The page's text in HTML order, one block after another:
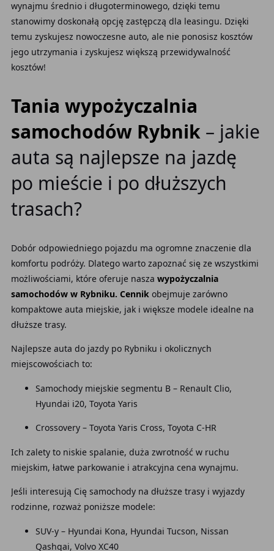
wynajmu średnio i długoterminowego, dzięki temu
stanowimy doskonałą opcję zastępczą dla leasingu. Dzięki
temu zyskujesz nowoczesne auto, ale nie ponosisz kosztów
jego utrzymania i zyskujesz większą przewidywalność
kosztów!
Tania wypożyczalnia
samochodów Rybnik – jakie
auta są najlepsze na jazdę
po mieście i po dłuższych
trasach?
Dobór odpowiedniego pojazdu ma ogromne znaczenie dla
komfortu podróży. Dlatego warto zapoznać się ze wszystkimi
możliwościami, które oferuje nasza wypożyczalnia
samochodów w Rybniku. Cennikobejmuje zarówno
kompaktowe auta miejskie, jak i większe modele idealne na
dłuższe trasy.
Najlepsze auta do jazdy po Rybniku i okolicznych
miejscowościach to:
Samochody miejskie segmentu B – Renault Clio,
Hyundai i20, Toyota Yaris
Crossovery – Toyota Yaris Cross, Toyota C-HR
Ich zalety to niskie spalanie, duża zwrotność w ruchu
miejskim, łatwe parkowanie i atrakcyjna cena wynajmu.
Jeśli interesują Cię samochody na dłuższe trasy i wyjazdy
rodzinne, rozważ poniższe modele:
SUV-y – Hyundai Kona, Hyundai Tucson, Nissan
Qashqai, Volvo XC40